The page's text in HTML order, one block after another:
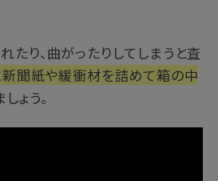
り、曲がったりしてしまうと査
聞紙や緩衝材を詰めて箱の中
しょう。